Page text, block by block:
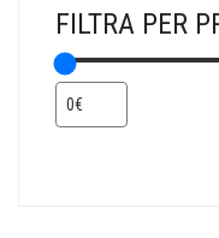
FILTRA PER